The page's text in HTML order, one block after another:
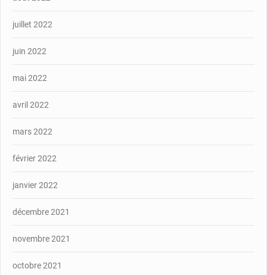
juillet 2022
juin 2022
mai 2022
avril 2022
mars 2022
février 2022
janvier 2022
décembre 2021
novembre 2021
octobre 2021